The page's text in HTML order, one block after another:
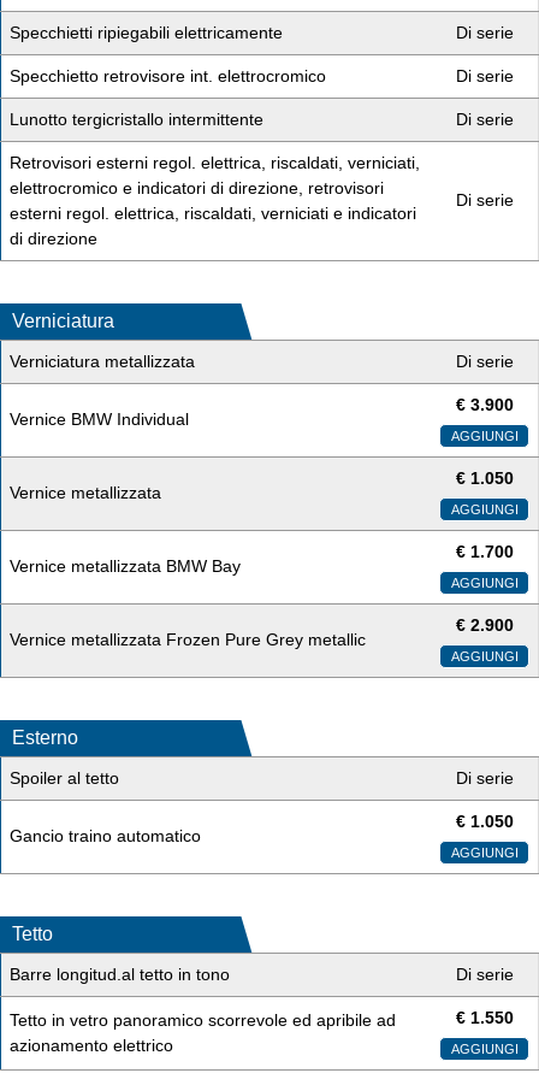
Specchietti ripiegabili elettricamente Di serie
Specchietto retrovisore int. elettrocromico Di serie
Lunotto tergicristallo intermittente Di serie
Retrovisori esterni regol. elettrica, riscaldati, verniciati,
elettrocromico e indicatori di direzione, retrovisori
esterni regol. elettrica, riscaldati, verniciati e indicatori
di direzione
Di serie
Verniciatura
Verniciatura metallizzata Di serie
Vernice BMW Individual
€ 3.900
AGGIUNGI
Vernice metallizzata
€ 1.050
AGGIUNGI
Vernice metallizzata BMW Bay
€ 1.700
AGGIUNGI
Vernice metallizzata Frozen Pure Grey metallic
€ 2.900
AGGIUNGI
Esterno
Spoiler al tetto Di serie
Gancio traino automatico
€ 1.050
AGGIUNGI
Tetto
Barre longitud.al tetto in tono Di serie
Tetto in vetro panoramico scorrevole ed apribile ad
azionamento elettrico
€ 1.550
AGGIUNGI